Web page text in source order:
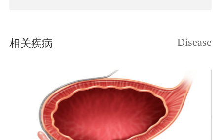
相关疾病 Disease